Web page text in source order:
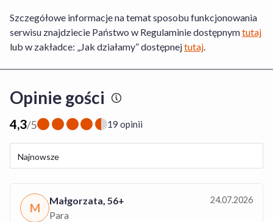
Szczegółowe informacje na temat sposobu funkcjonowania
serwisu znajdziecie Państwo w Regulaminie dostępnymtutaj
lub w zakładce: „Jak działamy” dostępnejtutaj.
Opinie gości
4,3/5 19 opinii
Najnowsze
M
Małgorzata, 56+
Para
24.07.2026